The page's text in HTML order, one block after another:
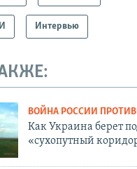
Интервью
ВОЙНА РОССИИ
Как Украина берет
«сухопутный